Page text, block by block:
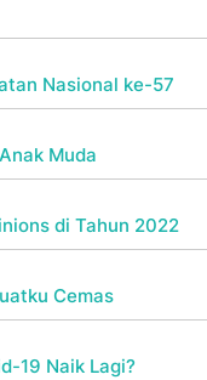
Nasional ke-57
Muda
di Tahun 2022
Cemas
19 Naik Lagi?